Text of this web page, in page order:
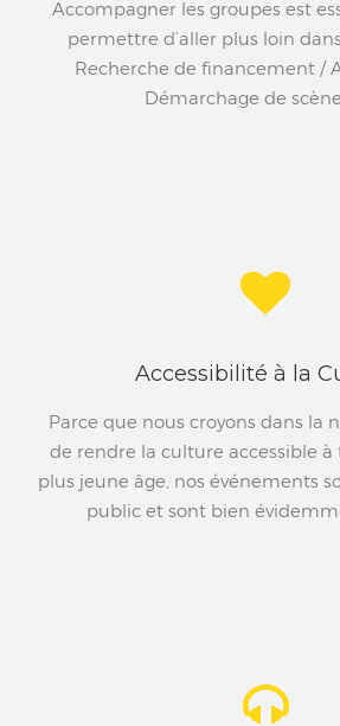
Accompagner les groupes est
permettre d’aller plus loin
Recherche de financement /
Démarchage de
Accessibilité à la
Parce que nous croyons dans la
de rendre la culture accessible à
plus jeune âge, nos événements
public et sont bien